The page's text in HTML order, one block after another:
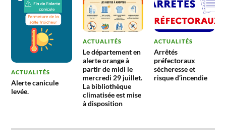
ACTUALITÉS
Alerte canicule
levée.
ACTUALITÉS
Le département en
alerte orange à
partir de midi le
mercredi 29 juillet.
La bibliothèque
climatisée est mise
à disposition
ACTUALITÉS
Arrêtés
préfectoraux
sécheresse et
risque d’incendie